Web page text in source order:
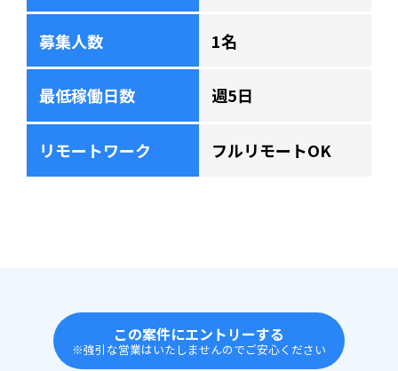
募集人数 1名
最低稼働日数 週5日
リモートワーク フルリモートOK
この案件にエントリーする
※強引な営業はいたしませんのでご安心ください